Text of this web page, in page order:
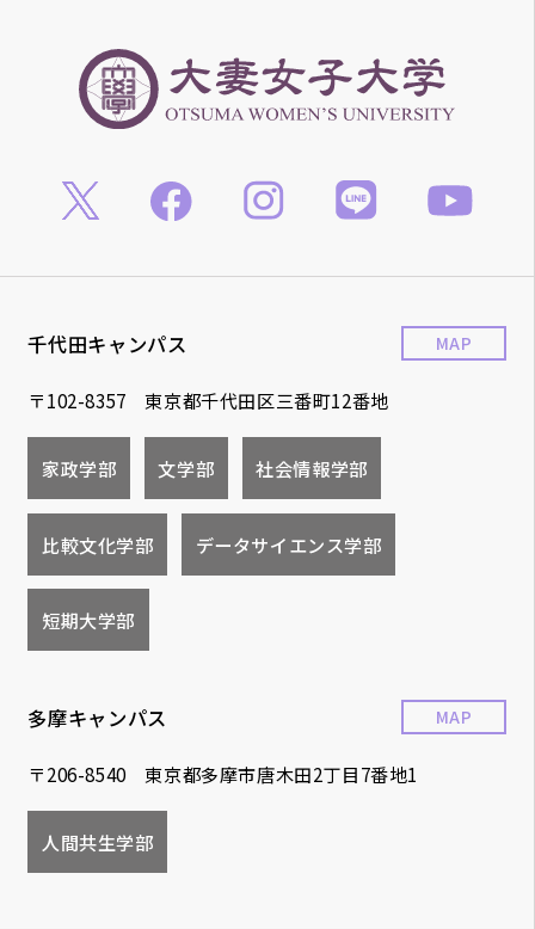
千代田キャンパス
〒102-8357 東京都千代田区三番町12番地
MAP
家政学部 文学部 社会情報学部
比較文化学部 データサイエンス学部
短期大学部
多摩キャンパス
〒206-8540 東京都多摩市唐木田2丁目7番地1
MAP
人間共生学部